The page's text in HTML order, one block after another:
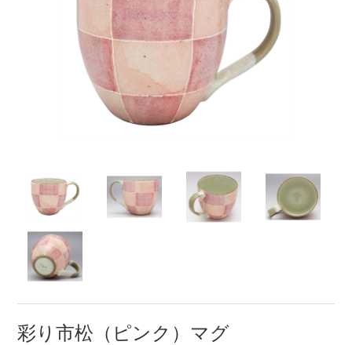
キーワード
セール
50％OFF～
アイテム
小皿 中皿・取皿
彩り市松（ピンク）マグ